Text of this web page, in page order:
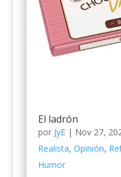
El ladrón
por JyE| Nov 27,
Realista, Opinión,
Humor